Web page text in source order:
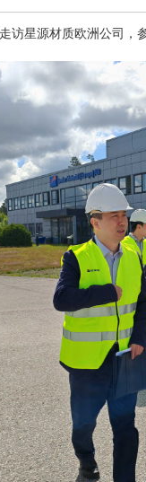
访星源材质欧洲公司